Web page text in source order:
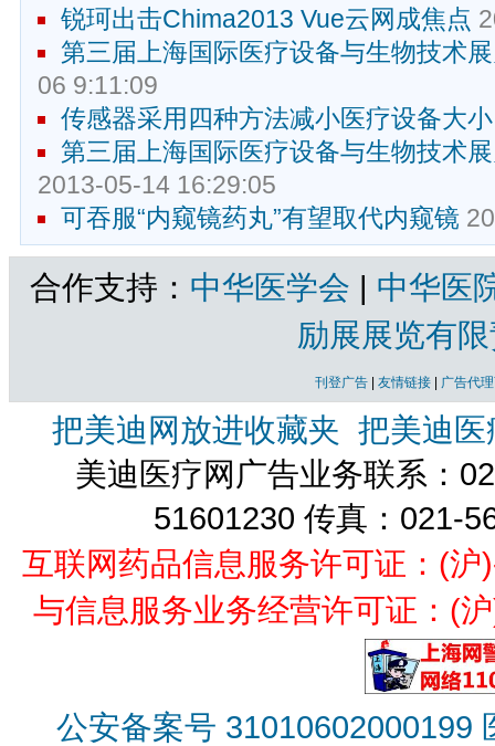
锐珂出击Chima2013 Vue云网成焦点
第三届上海国际医疗设备与生物技术
06 9:11:09
传感器采用四种方法减小医疗设备大小
第三届上海国际医疗设备与生物技术
2013-05-14 16:29:05
可吞服“内窥镜药丸”有望取代内窥镜
合作支持： 中华医学会 | 中华医
励展展览有
刊登广告 友情链接 广告代
把美迪网放进收藏夹 把美迪
美迪医疗网广告业务联系：
51601230 传真：021-
互联网药品信息服务许可证：(
与信息服务业务经营许可证：(
公安备案号 31010602000199